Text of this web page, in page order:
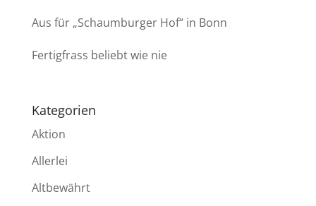
Aus für „Schaumburger Hof“ in Bonn
Fertigfrass beliebt wie nie
Kategorien
Aktion
Allerlei
Altbewährt